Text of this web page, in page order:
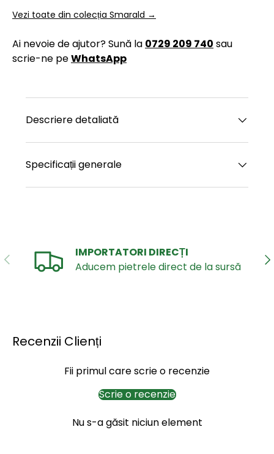
Vezi toate din colecția Smarald →
Ai nevoie de ajutor? Sună la 0729 209 740 sau
scrie-ne peWhatsApp
Descriere detaliată
Specificații generale
ANTERIOR
IMPORTATORI DIRECȚI
Aducem pietrele direct de la sursă
Recenzii Clienți
Fii primul care scrie o recenzie
Scrie o recenzie
Nu s-a găsit niciun element